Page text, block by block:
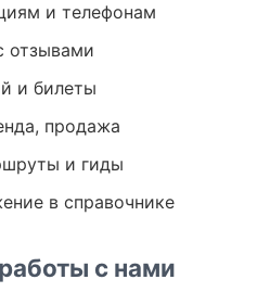
и телефонам
отзывами
и билеты
продажа
и гиды
в справочнике
с нами